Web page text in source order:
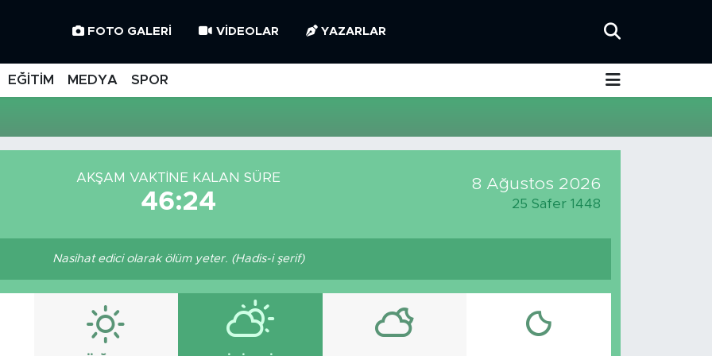
FOTO GALERI VIDEOLAR YAZARLAR
EĞİTİM MEDYA SPOR
AKŞAM VAKTINE KALAN SÜRE
46:24
8 Ağustos 2026
25 Safer 1448
Nasihat edici olarak ölüm yeter. (Hadis-i şerif)